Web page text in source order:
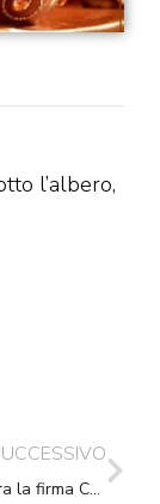
l’albero,
Equivalenza tra la firma CAdES e la firma PAdES